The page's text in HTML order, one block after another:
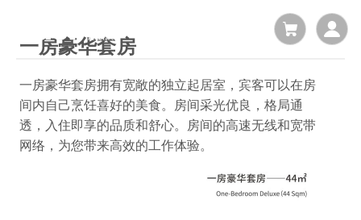
一房豪华套房
一房豪华套房拥有宽敞的独立起居室，宾客可以在房
间内自己烹饪喜好的美食。房间采光优良，格局通
透，入住即享的品质和舒心。房间的高速无线和宽带
网络，为您带来高效的工作体验。